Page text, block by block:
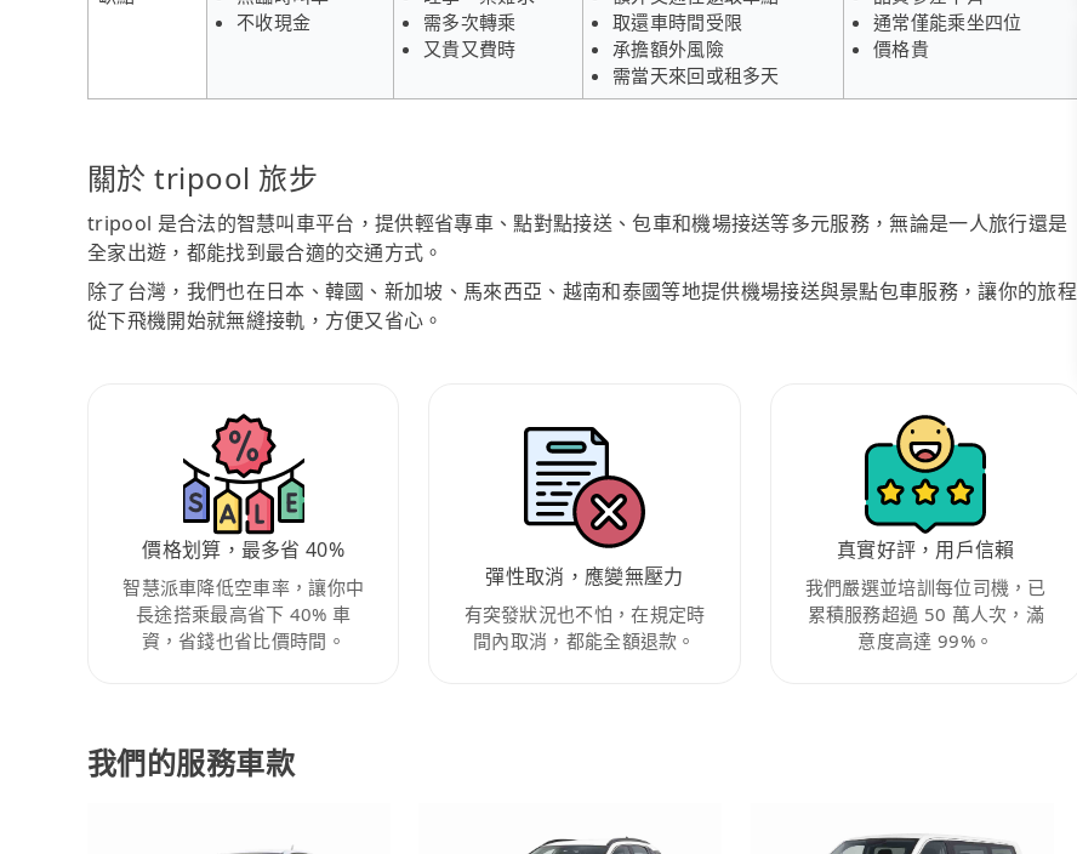
不收現金
需多次轉乘
又貴又費時
取還車時間受限
承擔額外風險
需當天來回或租多天
通常僅能乘坐四位
價格貴
關於 tripool 旅步
tripool 是合法的智慧叫車平台，提供輕省專車、點對點接送、包車和機場接送等多元服務，無論是一人旅行還是
全家出遊，都能找到最合適的交通方式。
除了台灣，我們也在日本、韓國、新加坡、馬來西亞、越南和泰國等地提供機場接送與景點包車服務，讓你的旅程
從下飛機開始就無縫接軌，方便又省心。
價格划算，最多省 40%
智慧派車降低空車率，讓你中
長途搭乘最高省下 40% 車
資，省錢也省比價時間。
彈性取消，應變無壓力
有突發狀況也不怕，在規定時
間內取消，都能全額退款。
真實好評，用戶信賴
我們嚴選並培訓每位司機，已
累積服務超過 50 萬人次，滿
意度高達 99%。
我們的服務車款